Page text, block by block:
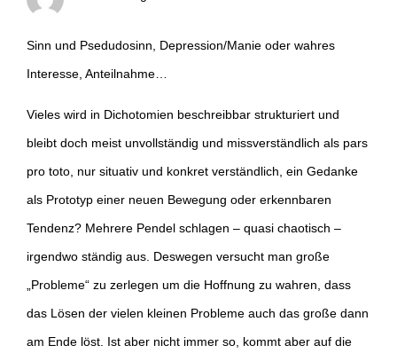
Sinn und Psedudosinn, Depression/Manie oder wahres
Interesse, Anteilnahme…
Vieles wird in Dichotomien beschreibbar strukturiert und
bleibt doch meist unvollständig und missverständlich als pars
pro toto, nur situativ und konkret verständlich, ein Gedanke
als Prototyp einer neuen Bewegung oder erkennbaren
Tendenz? Mehrere Pendel schlagen – quasi chaotisch –
irgendwo ständig aus. Deswegen versucht man große
„Probleme“ zu zerlegen um die Hoffnung zu wahren, dass
das Lösen der vielen kleinen Probleme auch das große dann
am Ende löst. Ist aber nicht immer so, kommt aber auf die